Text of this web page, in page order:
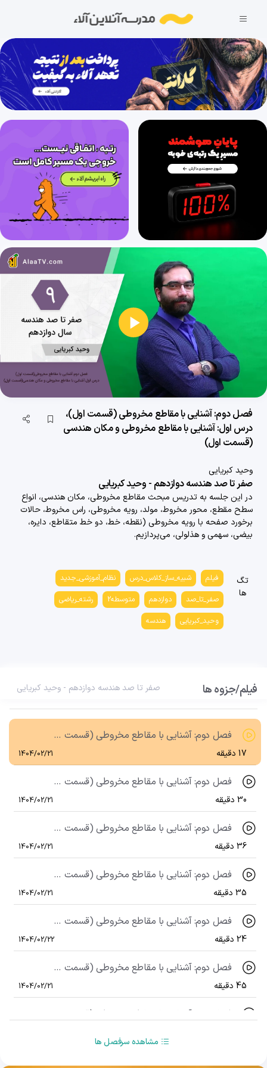
پخش
ویدیو
فصل دوم: آشنایی با مقاطع مخروطی (قسمت اول)،
درس اول: آشنایی با مقاطع مخروطی و مکان هندسی
(قسمت اول)
وحید کبریایی
صفر تا صد هندسه دوازدهم - وحید کبریایی
در این جلسه به تدریس مبحث مقاطع مخروطی، مکان هندسی، انواع
سطح مقطع، محور مخروط، مولد، رویه مخروطی، راس مخروط، حالات
برخورد صفحه با رویه مخروطی (نقطه، خط، دو خط متقاطع، دایره،
بیضی، سهمی و هذلولی، می‌پردازیم.
تگ
ها
فیلم شبیه_ساز_کلاس_درس
نظام_آموزشی_جدید
صفر_تا_صد
دوازدهم متوسطه2
رشته_ریاضی
وحید_کبریایی
هندسه
فیلم/جزوه ها صفر تا صد هندسه دوازدهم - وحید کبریایی
معرفی دوره صفر تا صد هندسه دوازدهم آقای کبریایی
1404/02/21
فصل اول: ماتریس و کاربردها (قسمت اول)، درس اول: ماتریس و اعمال روی ماتریس‌ها (قسمت اول)
1404/02/21
جزوه صفر تا صد هندسه دوازدهم
1401/12/28
28 دقیقه
29 دقیقه
فصل اول: ماتریس و کاربردها (قسمت چهارم)، درس اول: ماتریس و اعمال روی ماتریس‌ها (قسمت چهارم)
24 دقیقه 1404/02/21
فصل اول: ماتریس و کاربردها (قسمت ششم)، درس دوم: وارون ماتریس و دترمینان (قسمت دوم)
فصل اول: ماتریس و کاربردها (قسمت هشتم)، درس دوم: وارون ماتریس و دترمینان (قسمت چهارم)
36 دقیقه 1404/02/21
فصل دوم: آشنایی با مقاطع مخروطی (قسمت اول)، درس اول: آشنایی با مقاطع مخروطی و مکان هندسی (قسمت اول)
17 دقیقه 1404/02/21
فصل دوم: آشنایی با مقاطع مخروطی (قسمت دوم)، درس اول: آشنایی با مقاطع مخروطی و مکان هندسی (قسمت دوم)
30 دقیقه 1404/02/21
فصل دوم: آشنایی با مقاطع مخروطی (قسمت سوم)، درس دوم: دایره (قسمت اول)
36 دقیقه 1404/02/21
فصل دوم: آشنایی با مقاطع مخروطی (قسمت چهارم)، درس دوم: دایره (قسمت دوم)
35 دقیقه 1404/02/21
فصل دوم: آشنایی با مقاطع مخروطی (قسمت پنجم)، درس دوم: دایره (قسمت سوم)
24 دقیقه 1404/02/22
فصل دوم: آشنایی با مقاطع مخروطی (قسمت ششم)، درس دوم: دایره (قسمت چهارم)
45 دقیقه 1404/02/21
مشاهده سرفصل ها